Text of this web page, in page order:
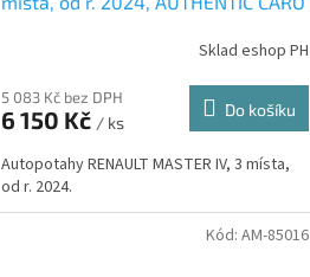
Sklad eshop PH
5 083 Kč bez DPH
6 150 Kč / ks
Do košíku
Autopotahy RENAULT MASTER IV, 3 místa,
od r. 2024.
Kód: AM-85016